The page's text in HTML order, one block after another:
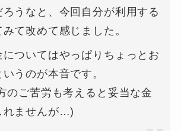
うなと、今回自分が利用する
て改めて感じました。
についてはやっぱりちょっとお
うのが本音です。
のご苦労も考えると妥当な金
れませんが…)